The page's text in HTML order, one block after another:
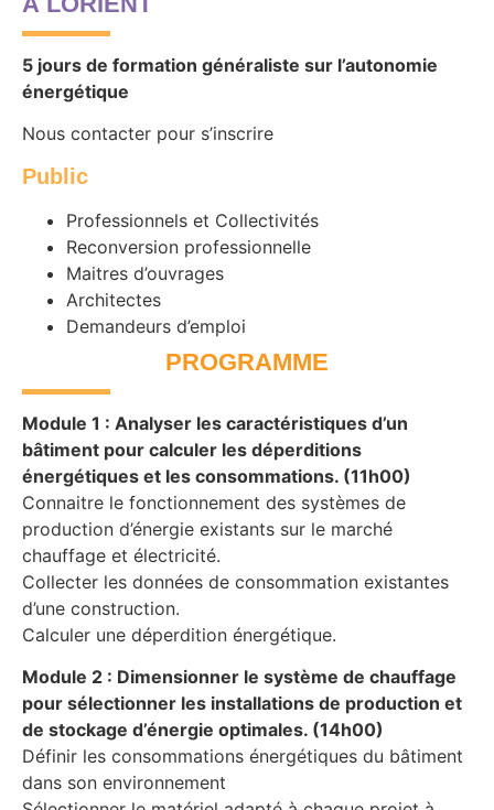
5 jours de formation généraliste sur l’autonomie
énergétique
Nous contacter pour s’inscrire
Public
Professionnels et Collectivités
Reconversion professionnelle
Maitres d’ouvrages
Architectes
Demandeurs d’emploi
PROGRAMME
Module 1 : Analyser les caractéristiques d’un
bâtiment pour calculer les déperditions
énergétiques et les consommations. (11h00)
Connaitre le fonctionnement des systèmes de
production d’énergie existants sur le marché
chauffage et électricité.
Collecter les données de consommation existantes
d’une construction.
Calculer une déperdition énergétique.
Module 2 : Dimensionner le système de chauffage
pour sélectionner les installations de production et
de stockage d’énergie optimales. (14h00)
Définir les consommations énergétiques du bâtiment
dans son environnement